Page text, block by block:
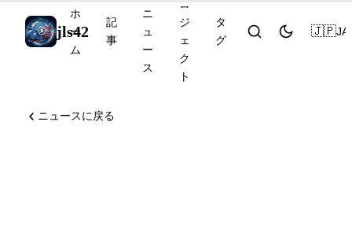
jls42
ホ
ー
ム
記
事
ニ
ュ
ー
ス
ロ
ジ
ェ
ク
ト
タ
グ
🇯🇵JA
ニュースに戻る